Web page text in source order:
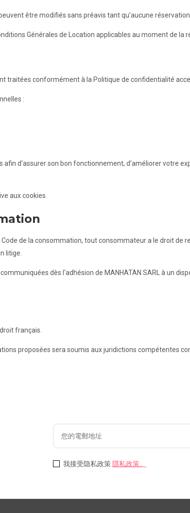
être modifiés sans préavis tant qu'aucune
Générales de Location applicables au moment de la
traitées conformément à la Politique de confidentialité
:
afin d'assurer son bon fonctionnement, d'améliorer votre
aux cookies.
de la consommation, tout consommateur a le droit de
litige.
dès l'adhésion de MANHATAN SARL à un
français.
proposées sera soumis aux juridictions compétentes
我接受隐私政策隱私政策。